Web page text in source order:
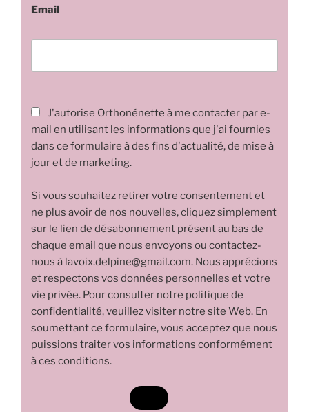
Email
J'autorise Orthonénette à me contacter par e-
mail en utilisant les informations que j'ai fournies
dans ce formulaire à des fins d'actualité, de mise à
jour et de marketing.
Si vous souhaitez retirer votre consentement et
ne plus avoir de nos nouvelles, cliquez simplement
sur le lien de désabonnement présent au bas de
chaque email que nous envoyons ou contactez-
nous à lavoix.delpine@gmail.com. Nous apprécions
et respectons vos données personnelles et votre
vie privée. Pour consulter notre politique de
confidentialité, veuillez visiter notre site Web. En
soumettant ce formulaire, vous acceptez que nous
puissions traiter vos informations conformément
à ces conditions.